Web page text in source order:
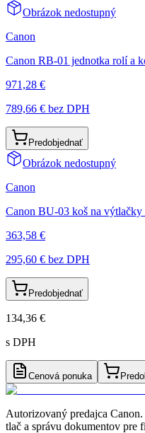
Obrázok nedostupný
Canon
Canon RB-01 jednotka rolí a
971,28 €
789,66 € bez DPH
Predobjednať
Obrázok nedostupný
Canon
Canon BU-03 koš na
363,58 €
295,60 € bez DPH
Predobjednať
134,36 €
s DPH
Cenová ponuka
Autorizovaný predajca Canon
tlač a správu dokumentov pre